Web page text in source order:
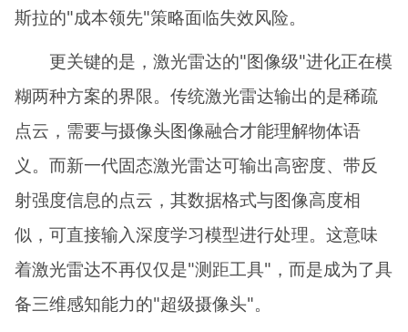
斯拉的"成本领先"策略面临失效风险。
更关键的是，激光雷达的"图像级"进化正在模
糊两种方案的界限。传统激光雷达输出的是稀疏
点云，需要与摄像头图像融合才能理解物体语
义。而新一代固态激光雷达可输出高密度、带反
射强度信息的点云，其数据格式与图像高度相
似，可直接输入深度学习模型进行处理。这意味
着激光雷达不再仅仅是"测距工具"，而是成为了具
备三维感知能力的"超级摄像头"。